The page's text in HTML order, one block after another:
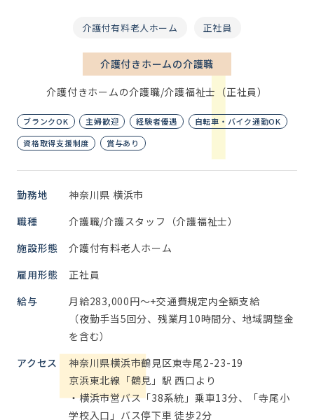
介護付有料老人ホーム 正社員
介護付きホームの介護職
介護付きホームの介護職/介護福祉士（正社員）
ブランクOK 主婦歓迎 経験者優遇
自転車・バイク通勤OK
資格取得支援制度
賞与あり
勤務地
神奈川県 横浜市
職種
介護職/介護スタッフ（介護福祉士）
施設形態
介護付有料老人ホーム
雇用形態
正社員
給与
月給283,000円～+交通費規定内全額支給
（夜勤手当5回分、残業月10時間分、地域調整金
を含む）
アクセス
神奈川県横浜市鶴見区東寺尾2-23-19
京浜東北線「鶴見」駅 西口より
・横浜市営バス「38系統」乗車13分、「寺尾小
学校入口」バス停下車 徒歩2分